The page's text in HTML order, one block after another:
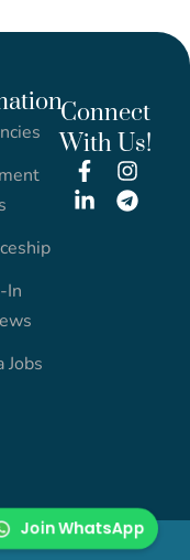
In
Jobs
Connect
With Us!
Reserved.
Join WhatsApp